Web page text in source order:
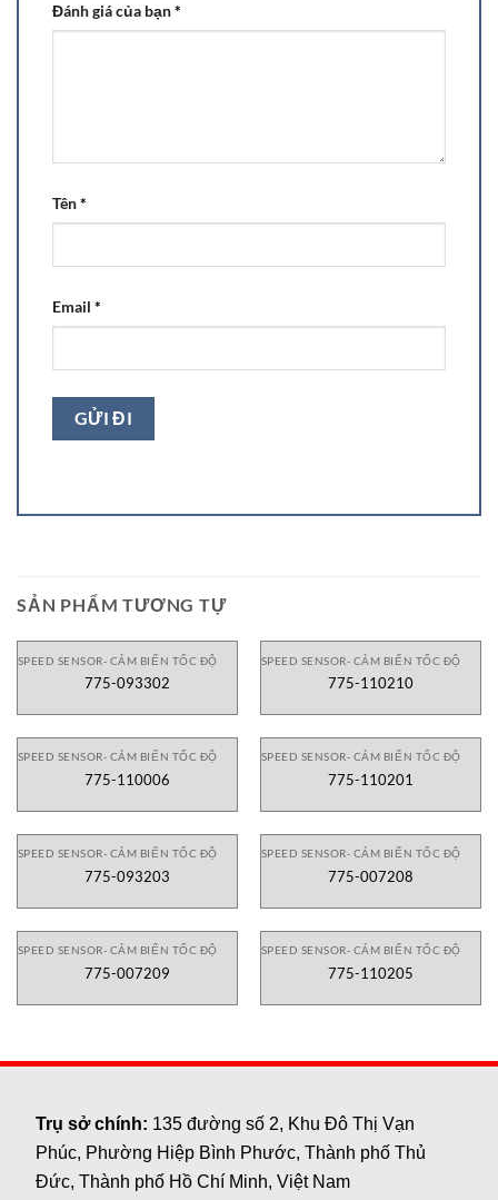
Đánh giá của bạn*
Tên*
Email *
SẢN PHẨM TƯƠNG TỰ
SPEED SENSOR- CẢM BIẾN TỐC ĐỘ
775-093302
SPEED SENSOR- CẢM BIẾN TỐC ĐỘ
775-110210
SPEED SENSOR- CẢM BIẾN TỐC ĐỘ
775-110006
SPEED SENSOR- CẢM BIẾN TỐC ĐỘ
775-110201
SPEED SENSOR- CẢM BIẾN TỐC ĐỘ
775-093203
SPEED SENSOR- CẢM BIẾN TỐC ĐỘ
775-007208
SPEED SENSOR- CẢM BIẾN TỐC ĐỘ
775-007209
SPEED SENSOR- CẢM BIẾN TỐC ĐỘ
775-110205
Trụ sở chính: 135 đường số 2, Khu Đô Thị Vạn
Phúc, Phường Hiệp Bình Phước, Thành phố Thủ
Đức, Thành phố Hồ Chí Minh, Việt Nam